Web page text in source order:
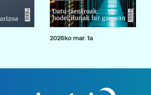
2026ko mar. 1a